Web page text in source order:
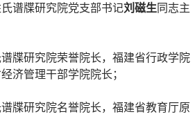
谱牒研究院党支部书记刘磁生同志主
牒研究院荣誉院长，福建省行政学院
济管理干部学院院长；
牒研究院名誉院长，福建省教育厅原